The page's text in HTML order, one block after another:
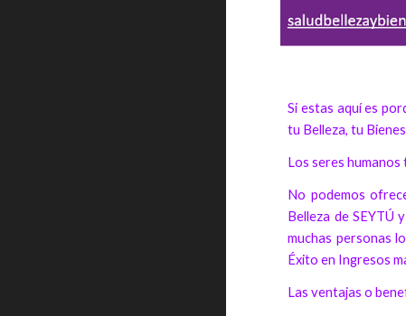
Si estas aquí es
tu Belleza, tu
Los seres humanos
No podemos
Belleza de SEYTÚ
muchas personas
Éxito en Ingresos
Las ventajas o